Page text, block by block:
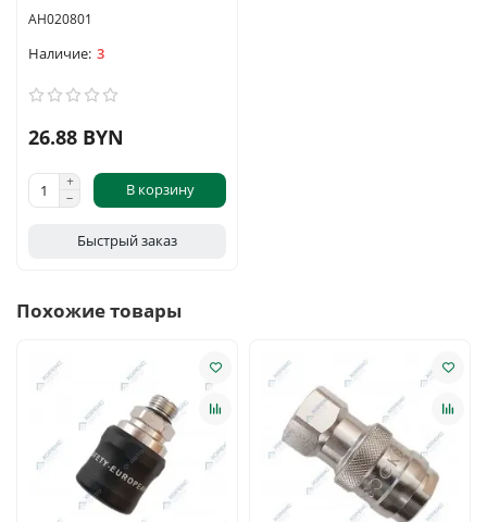
AH020801
3
26.88 BYN
В корзину
Быстрый заказ
Похожие товары